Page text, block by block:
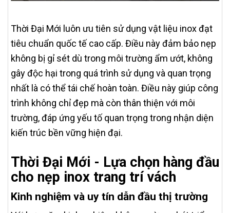
Thời Đại Mới luôn ưu tiên sử dụng vật liệu inox đạt
tiêu chuẩn quốc tế cao cấp. Điều này đảm bảo nẹp
không bị gỉ sét dù trong môi trường ẩm ướt, không
gây độc hại trong quá trình sử dụng và quan trọng
nhất là có thể tái chế hoàn toàn. Điều này giúp công
trình không chỉ đẹp mà còn thân thiện với môi
trường, đáp ứng yếu tố quan trọng trong nhận diện
kiến trúc bền vững hiện đại.
Thời Đại Mới - Lựa chọn hàng đầu
cho nẹp inox trang trí vách
Kinh nghiệm và uy tín dẫn đầu thị trường